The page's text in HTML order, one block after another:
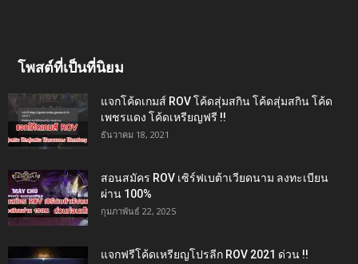
โพสต์ที่เป็นที่นิยม
แจกโค้ดเกมส์ ROV โค้ดสุ่มสกิน โค้ดสุ่มสกิน โค้ด
เพชรแดง โค้ดเหรียญฟรี !!
ธันวาคม 18, 2021
สอนสมัคร ROV เซิร์ฟเบต้าเวียดนาม ลงทะเบียน
ผ่าน 100%
กุมภาพันธ์ 22, 2025
แจกฟรีโค้ดเหรียญโปรลีก ROV 2021 ด่วน !!